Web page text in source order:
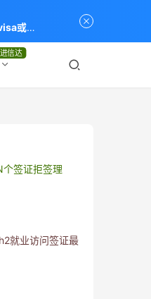
信达
签证拒签理
就业访问签证最
或
证 涉外公证